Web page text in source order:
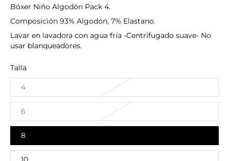
Bóxer Niño Algodón Pack 4.
Composición 93% Algodón, 7% Elastano.
Lavar en lavadora con agua fría -Centrifugado suave- No
usar blanqueadores.
Talla
4
6
8